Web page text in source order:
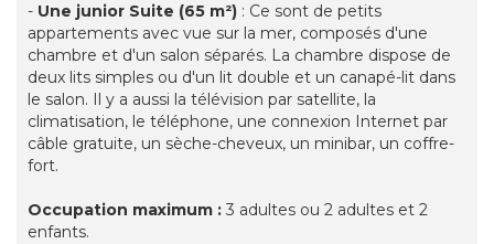
- Une junior Suite (65 m²) : Ce sont de petits
appartements avec vue sur la mer, composés d'une
chambre et d'un salon séparés. La chambre dispose de
deux lits simples ou d'un lit double et un canapé-lit dans
le salon. Il y a aussi la télévision par satellite, la
climatisation, le téléphone, une connexion Internet par
câble gratuite, un sèche-cheveux, un minibar, un coffre-
fort.
Occupation maximum : 3 adultes ou 2 adultes et 2
enfants.